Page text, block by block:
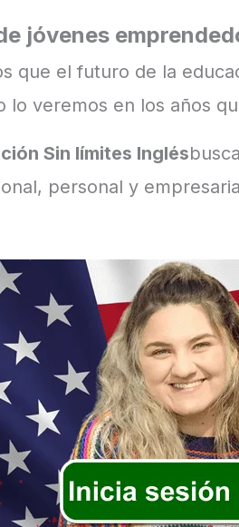
jóvenes
que el futuro de la
lo veremos en los años
Sin límites Inglés
personal y